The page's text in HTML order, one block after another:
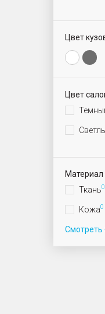
Цвет
Цвет
Материал
Ткань0
Кожа0
Смотреть